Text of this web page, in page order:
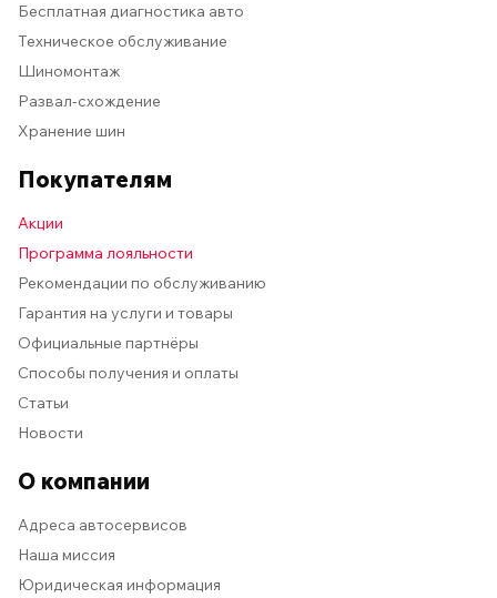
Бесплатная диагностика авто
Техническое обслуживание
Шиномонтаж
Развал-схождение
Хранение шин
Покупателям
Акции
Программа лояльности
Рекомендации по обслуживанию
Гарантия на услуги и товары
Официальные партнёры
Способы получения и оплаты
Статьи
Новости
О компании
Адреса автосервисов
Наша миссия
Юридическая информация